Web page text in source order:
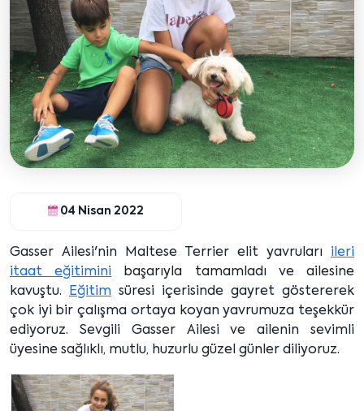
04 Nisan 2022
Gasser Ailesi'nin Maltese Terrier elit yavruları ileri
itaat eğitimini başarıyla tamamladı ve ailesine
kavuştu.
Eğitim süresi içerisinde gayret göstererek
çok iyi bir çalışma ortaya koyan yavrumuza teşekkür
ediyoruz. Sevgili Gasser Ailesi ve ailenin sevimli
üyesine sağlıklı, mutlu, huzurlu güzel günler diliyoruz.